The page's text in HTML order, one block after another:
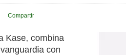
Compartir
Kase, combina
con